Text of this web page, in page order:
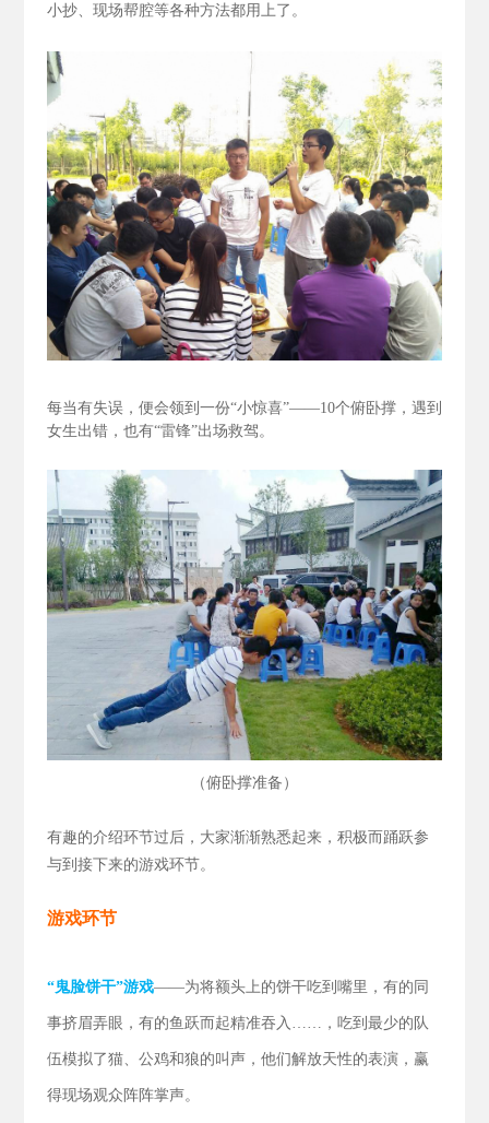
小抄、现场帮腔等各种方法都用上了。
每当有失误，便会领到一份“小惊喜”——10个俯卧撑，遇到
女生出错，也有“雷锋”出场救驾。
（俯卧撑准备 ）
有趣的介绍环节过后，大家渐渐熟悉起来，积极而踊跃参
与到接下来的游戏环节。
游戏环节
“鬼脸饼干”游戏——为将额头上的饼干吃到嘴里，有的同
事挤眉弄眼，有的鱼跃而起精准吞入……，吃到最少的队
伍模拟了猫、公鸡和狼的叫声，他们解放天性的表演，赢
得现场观众阵阵掌声。